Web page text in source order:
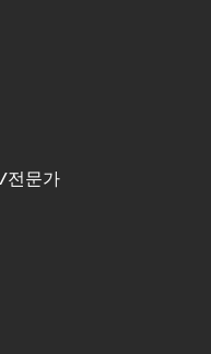
전문가